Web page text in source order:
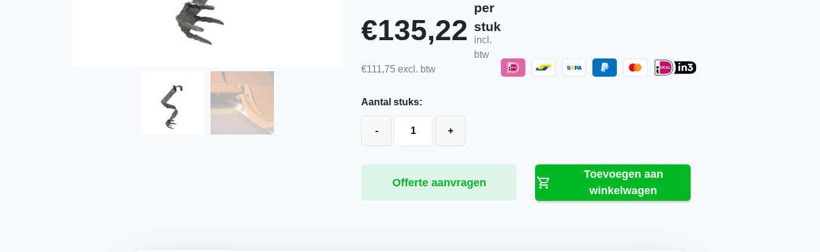
€135,22
per
stuk
incl.
btw
€111,75 excl. btw
Aantal stuks:
-
+
Offerte aanvragen
Toevoegen aan
winkelwagen